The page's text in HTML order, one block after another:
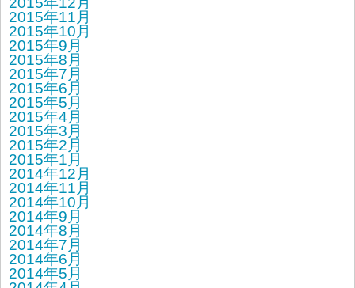
2015年11月
2015年10月
2015年9月
2015年8月
2015年7月
2015年6月
2015年5月
2015年4月
2015年3月
2015年2月
2015年1月
2014年12月
2014年11月
2014年10月
2014年9月
2014年8月
2014年7月
2014年6月
2014年5月